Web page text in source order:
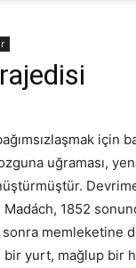
için
uğraması,
1852
memleketine
bir yurt, mağlup bir